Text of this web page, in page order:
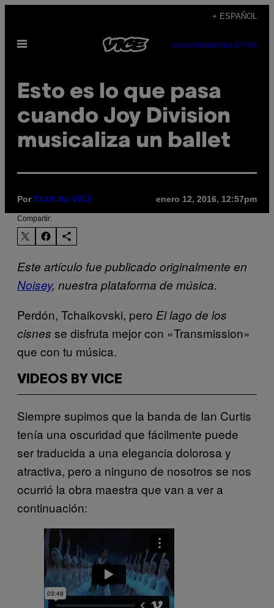
contenido
+ ESPAÑOL
Abrir
SUBSCRIBENEWSLETTER
Esto es lo que pasa
cuando Joy Division
musicaliza un ballet
Por Staff de VICE enero 12, 2016, 12:57pm
Compartir:
Este artículo fue publicado originalmente en
Noisey, nuestra plataforma de música.
Perdón, Tchaikovski, pero El lago de los
cisnes se disfruta mejor con «Transmission»
que con tu música.
VIDEOS BY VICE
Siempre supimos que la banda de Ian Curtis
tenía una oscuridad que fácilmente puede
ser traducida a una elegancia dolorosa y
atractiva, pero a ninguno de nosotros se nos
ocurrió la obra maestra que van a ver a
continuación: